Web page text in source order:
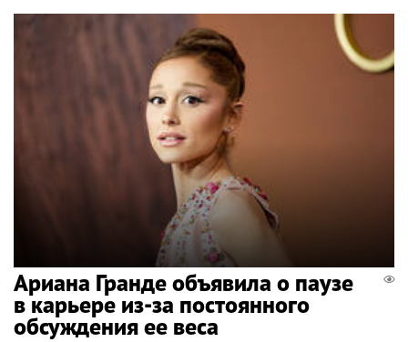
Ариана Гранде объявила о паузе
в карьере из-за постоянного
обсуждения ее веса